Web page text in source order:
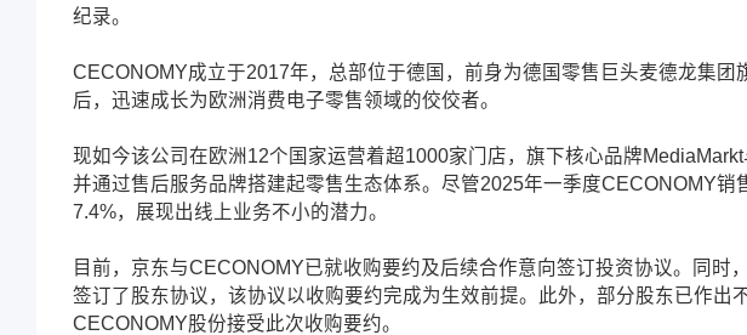
纪录。
CECONOMY成立于2017年，总部位于德国，前身为德国零售巨头麦德龙集团
后，迅速成长为欧洲消费电子零售领域的佼佼者。
现如今该公司在欧洲12个国家运营着超1000家门店，旗下核心品牌
并通过售后服务品牌搭建起零售生态体系。尽管2025年一季度CECONOMY销
7.4%，展现出线上业务不小的潜力。
目前，京东与CECONOMY已就收购要约及后续合作意向签订投资协议。同时
签订了股东协议，该协议以收购要约完成为生效前提。此外，部分股东已作出
CECONOMY股份接受此次收购要约。